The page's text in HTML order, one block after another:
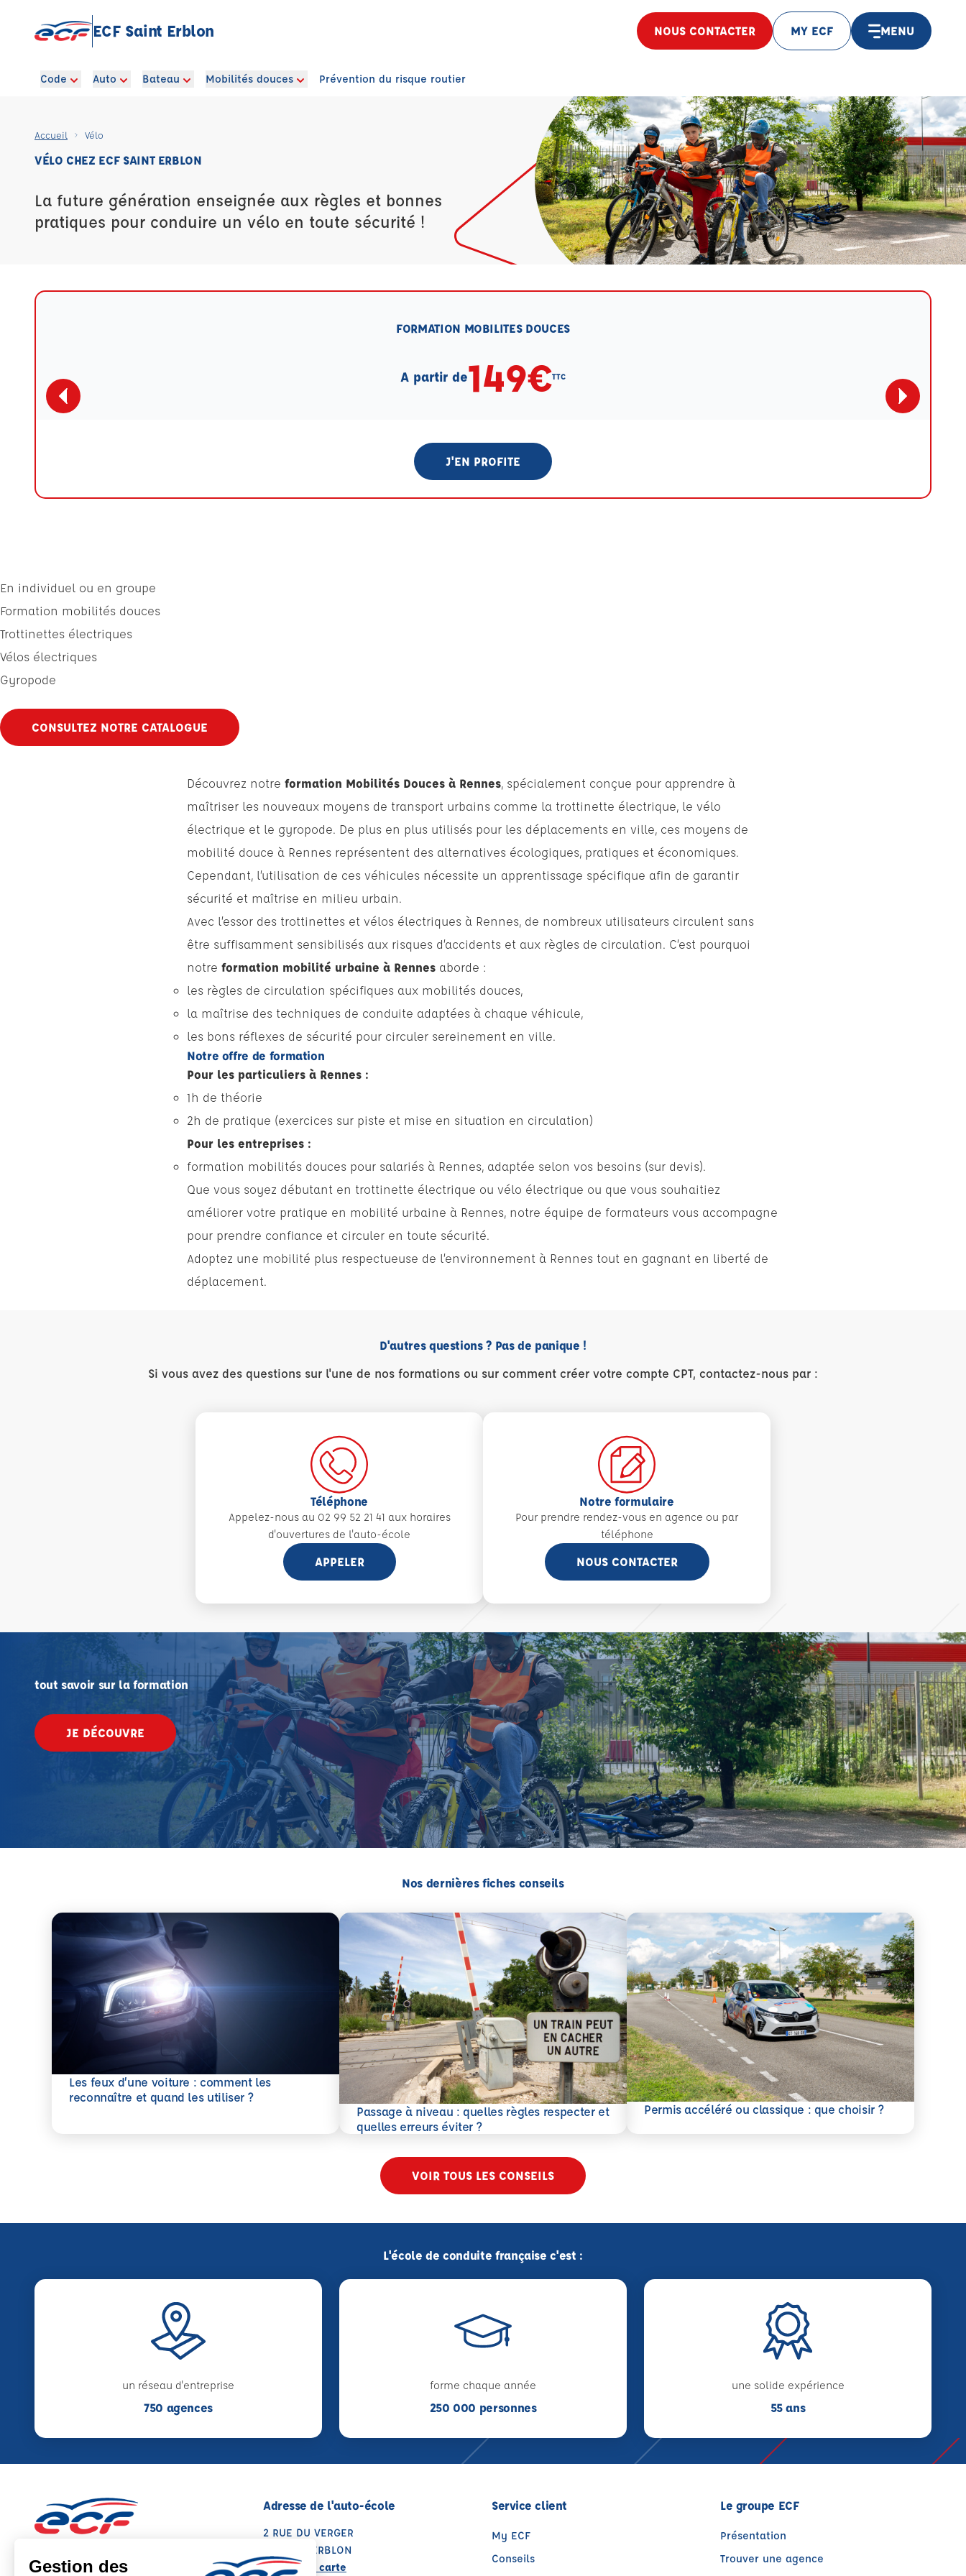
ECF Saint Erblon NOUS CONTACTER MY ECF MENU
Code Auto Bateau Mobilités douces Prévention du risque routier
Accueil Vélo
VÉLO CHEZ ECF SAINT ERBLON
La future génération enseignée aux règles et bonnes
pratiques pour conduire un vélo en toute sécurité !
FORMATION MOBILITES DOUCES
A partir de149€TTC
J'EN PROFITE
En individuel ou en groupe
Formation mobilités douces
Trottinettes électriques
Vélos électriques
Gyropode
CONSULTEZ NOTRE CATALOGUE
Découvrez notre formation Mobilités Douces à Rennes, spécialement conçue pour apprendre à
maîtriser les nouveaux moyens de transport urbains comme la trottinette électrique, le vélo
électrique et le gyropode. De plus en plus utilisés pour les déplacements en ville, ces moyens de
mobilité douce à Rennes représentent des alternatives écologiques, pratiques et économiques.
Cependant, l’utilisation de ces véhicules nécessite un apprentissage spécifique afin de garantir
sécurité et maîtrise en milieu urbain.
Avec l’essor des trottinettes et vélos électriques à Rennes, de nombreux utilisateurs circulent sans
être suffisamment sensibilisés aux risques d’accidents et aux règles de circulation. C’est pourquoi
notre formation mobilité urbaine à Rennes aborde :
les règles de circulation spécifiques aux mobilités douces,
la maîtrise des techniques de conduite adaptées à chaque véhicule,
les bons réflexes de sécurité pour circuler sereinement en ville.
Notre offre de formation
Pour les particuliers à Rennes :
1h de théorie
2h de pratique (exercices sur piste et mise en situation en circulation)
Pour les entreprises :
formation mobilités douces pour salariés à Rennes, adaptée selon vos besoins (sur devis).
Que vous soyez débutant en trottinette électrique ou vélo électrique ou que vous souhaitiez
améliorer votre pratique en mobilité urbaine à Rennes, notre équipe de formateurs vous accompagne
pour prendre confiance et circuler en toute sécurité.
Adoptez une mobilité plus respectueuse de l’environnement à Rennes tout en gagnant en liberté de
déplacement.
D'autres questions ? Pas de panique !
Si vous avez des questions sur l'une de nos formations ou sur comment créer votre compte CPT, contactez-nous par :
Téléphone
Appelez-nous au 02 99 52 21 41 aux horaires
d'ouvertures de l'auto-école
APPELER
Notre formulaire
Pour prendre rendez-vous en agence ou par
téléphone
NOUS CONTACTER
tout savoir sur la formation
JE DÉCOUVRE
Nos dernières fiches conseils
Les feux d’une voiture : comment les
reconnaître et quand les utiliser ?
En savoir plus
Passage à niveau : quelles règles respecter et
quelles erreurs éviter ?
En savoir plus
Permis accéléré ou classique : que choisir ?
En savoir plus
VOIR TOUS LES CONSEILS
L'école de conduite française c'est :
un réseau d'entreprise
750 agences
forme chaque année
250 000 personnes
une solide expérience
55 ans
Note : 4.9/5
Adresse de l'auto-école
2 RUE DU VERGER
35230 ST ERBLON
Voir sur la carte
Service client
My ECF
Conseils
Le groupe ECF
Présentation
Trouver une agence